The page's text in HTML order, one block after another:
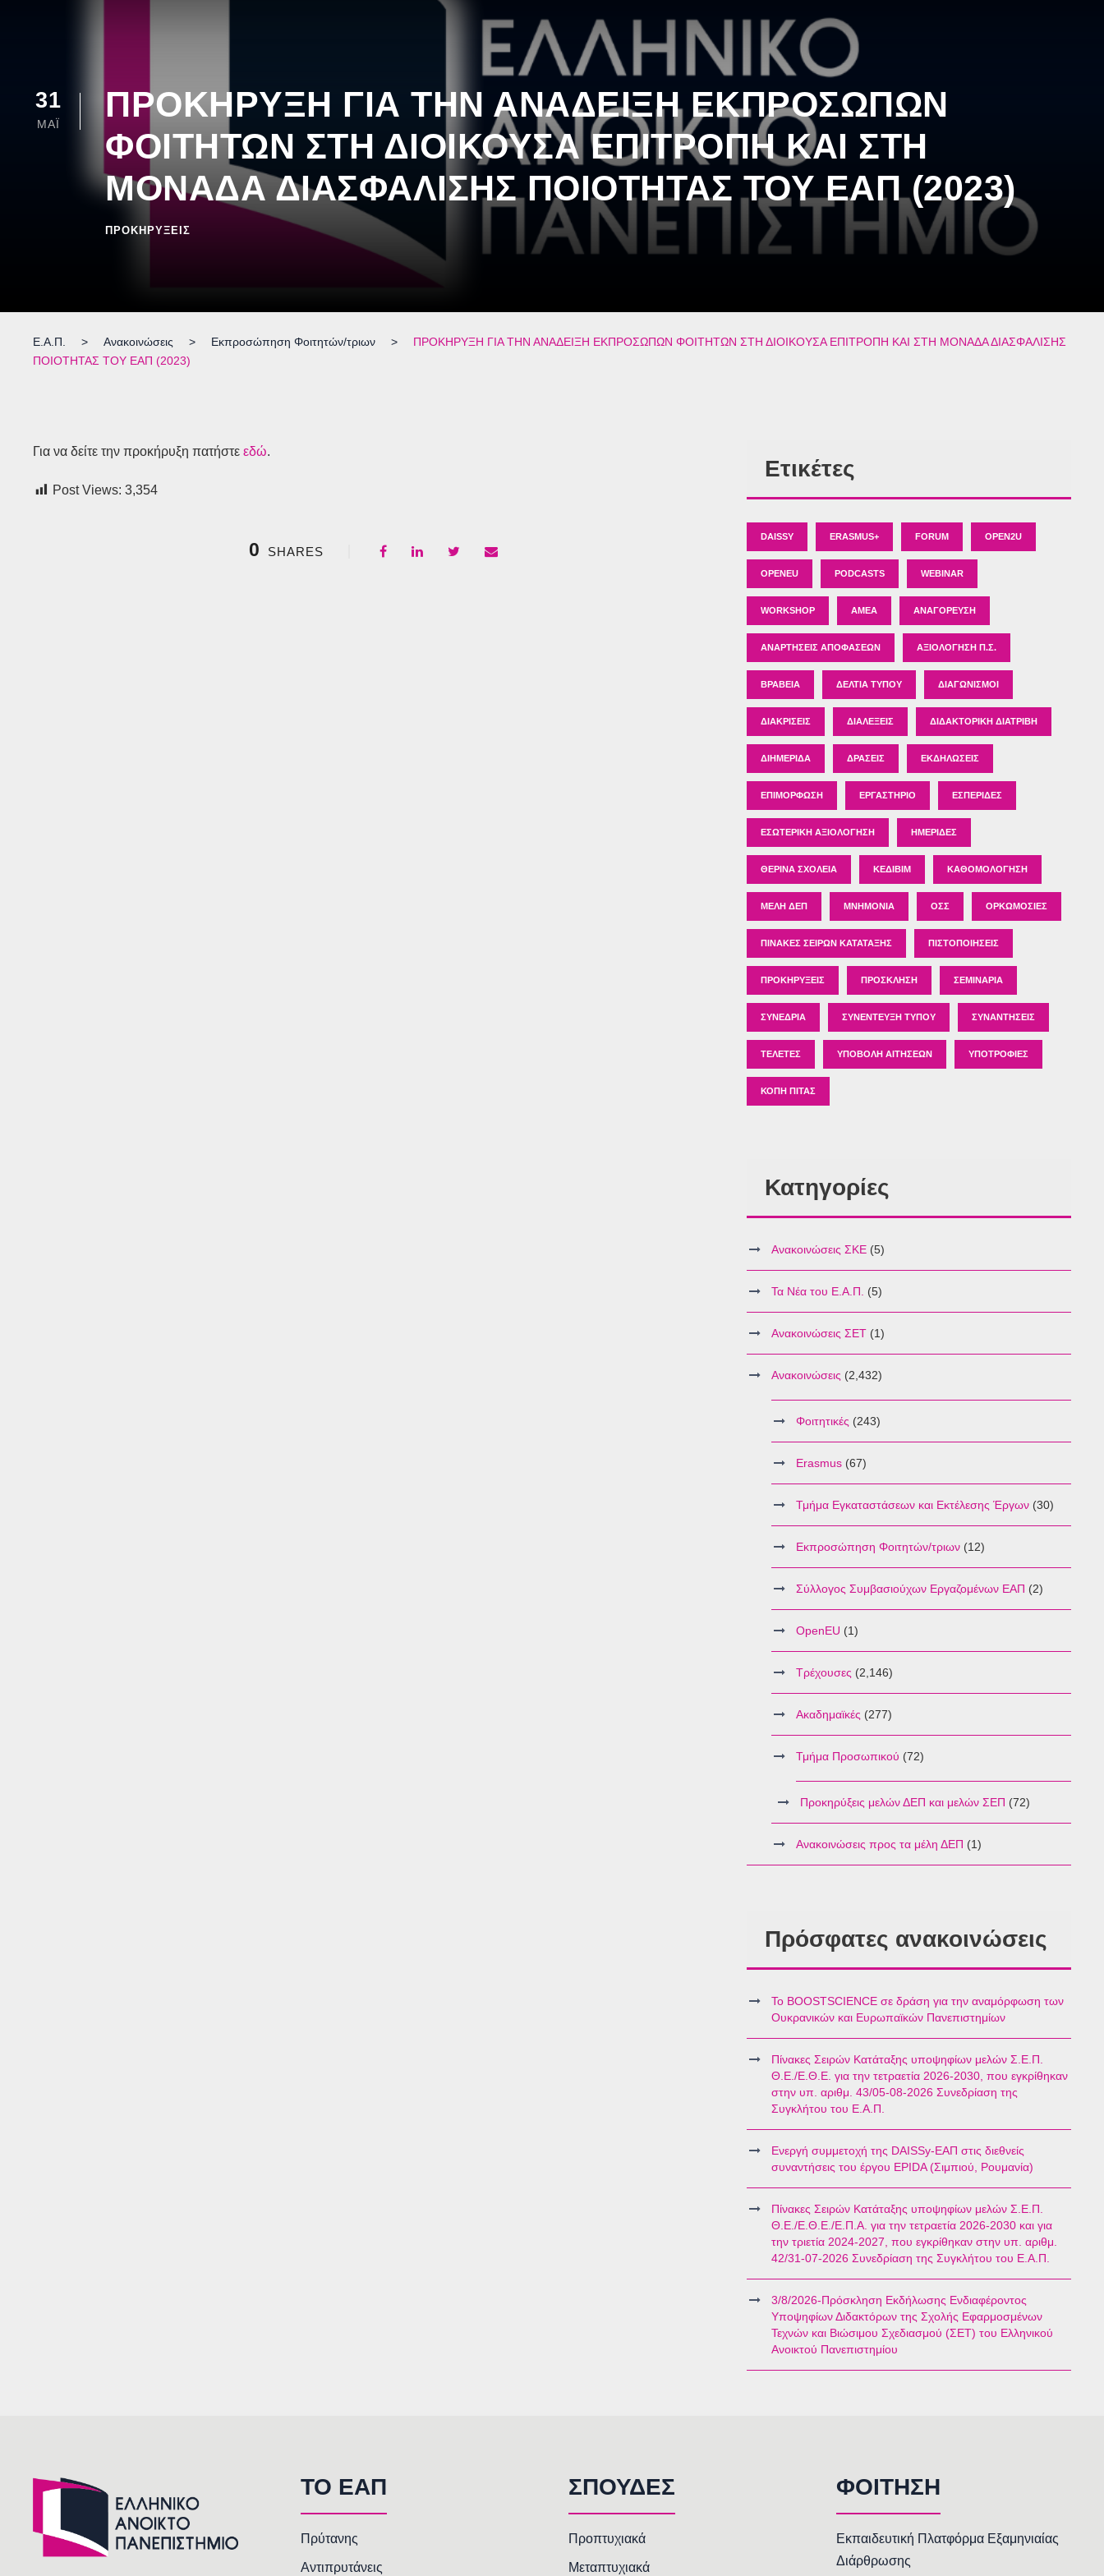
31
ΜΑΪ́
ΠΡΟΚΗΡΥΞΗ ΓΙΑ ΤΗΝ ΑΝΑΔΕΙΞΗ ΕΚΠΡΟΣΩΠΩΝ
ΦΟΙΤΗΤΩΝ ΣΤΗ ΔΙΟΙΚΟΥΣΑ ΕΠΙΤΡΟΠΗ ΚΑΙ ΣΤΗ
ΜΟΝΑΔΑ ΔΙΑΣΦΑΛΙΣΗΣ ΠΟΙΟΤΗΤΑΣ ΤΟΥ ΕΑΠ (2023)
ΠΡΟΚΗΡΎΞΕΙΣ
Ε.Α.Π. > Ανακοινώσεις > Εκπροσώπηση Φοιτητών/τριων >
ΠΡΟΚΗΡΥΞΗ ΓΙΑ ΤΗΝ ΑΝΑΔΕΙΞΗ ΕΚΠΡΟΣΩΠΩΝ ΦΟΙΤΗΤΩΝ ΣΤΗ ΔΙΟΙΚΟΥΣΑ ΕΠΙΤΡΟΠΗ ΚΑΙ ΣΤΗ ΜΟΝΑΔΑ ΔΙΑΣΦΑΛΙΣΗΣ
ΠΟΙΟΤΗΤΑΣ ΤΟΥ ΕΑΠ (2023)
Για να δείτε την προκήρυξη πατήστε εδώ.
Post Views: 3,354
0 SHARES
Ετικέτες
DAISSY ERASMUS+ FORUM OPEN2U
OPENEU PODCASTS WEBINAR
WORKSHOP ΑΜΕΑ ΑΝΑΓΌΡΕΥΣΗ
ΑΝΑΡΤΉΣΕΙΣ ΑΠΟΦΆΣΕΩΝ ΑΞΙΟΛΌΓΗΣΗ Π.Σ.
ΒΡΑΒΕΊΑ ΔΕΛΤΊΑ ΤΎΠΟΥ ΔΙΑΓΩΝΙΣΜΟΊ
ΔΙΑΚΡΊΣΕΙΣ ΔΙΑΛΈΞΕΙΣ ΔΙΔΑΚΤΟΡΙΚΉ ΔΙΑΤΡΙΒΉ
ΔΙΗΜΕΡΊΔΑ ΔΡΆΣΕΙΣ ΕΚΔΗΛΏΣΕΙΣ
ΕΠΙΜΌΡΦΩΣΗ ΕΡΓΑΣΤΉΡΙΟ ΕΣΠΕΡΊΔΕΣ
ΕΣΩΤΕΡΙΚΉ ΑΞΙΟΛΌΓΗΣΗ ΗΜΕΡΊΔΕΣ
ΘΕΡΙΝΆ ΣΧΟΛΕΊΑ ΚΕΔΙΒΙΜ ΚΑΘΟΜΟΛΌΓΗΣΗ
ΜΈΛΗ ΔΕΠ ΜΝΗΜΌΝΙΑ ΟΣΣ ΟΡΚΩΜΟΣΊΕΣ
ΠΊΝΑΚΕΣ ΣΕΙΡΏΝ ΚΑΤΆΤΑΞΗΣ ΠΙΣΤΟΠΟΙΉΣΕΙΣ
ΠΡΟΚΗΡΎΞΕΙΣ ΠΡΌΣΚΛΗΣΗ ΣΕΜΙΝΆΡΙΑ
ΣΥΝΈΔΡΙΑ ΣΥΝΈΝΤΕΥΞΗ ΤΎΠΟΥ ΣΥΝΑΝΤΉΣΕΙΣ
ΤΕΛΕΤΈΣ ΥΠΟΒΟΛΉ ΑΙΤΉΣΕΩΝ ΥΠΟΤΡΟΦΊΕΣ
ΚΟΠΉ ΠΊΤΑΣ
Κατηγορίες
Ανακοινώσεις ΣΚΕ (5)
Τα Νέα του Ε.Α.Π. (5)
Ανακοινώσεις ΣΕΤ (1)
Ανακοινώσεις (2,432)
Φοιτητικές (243)
Erasmus (67)
Τμήμα Εγκαταστάσεων και Εκτέλεσης Έργων (30)
Εκπροσώπηση Φοιτητών/τριων (12)
Σύλλογος Συμβασιούχων Εργαζομένων ΕΑΠ (2)
OpenEU (1)
Τρέχουσες (2,146)
Ακαδημαϊκές (277)
Τμήμα Προσωπικού (72)
Προκηρύξεις μελών ΔΕΠ και μελών ΣΕΠ (72)
Ανακοινώσεις προς τα μέλη ΔΕΠ (1)
Πρόσφατες ανακοινώσεις
Το BOOSTSCIENCE σε δράση για την αναμόρφωση των
Ουκρανικών και Ευρωπαϊκών Πανεπιστημίων
Πίνακες Σειρών Κατάταξης υποψηφίων μελών Σ.Ε.Π.
Θ.Ε./Ε.Θ.Ε. για την τετραετία 2026-2030, που εγκρίθηκαν
στην υπ. αριθμ. 43/05-08-2026 Συνεδρίαση της
Συγκλήτου του Ε.Α.Π.
Ενεργή συμμετοχή της DAISSy-ΕΑΠ στις διεθνείς
συναντήσεις του έργου EPIDA (Σιμπιού, Ρουμανία)
Πίνακες Σειρών Κατάταξης υποψηφίων μελών Σ.Ε.Π.
Θ.Ε./Ε.Θ.Ε./Ε.Π.Α. για την τετραετία 2026-2030 και για
την τριετία 2024-2027, που εγκρίθηκαν στην υπ. αριθμ.
42/31-07-2026 Συνεδρίαση της Συγκλήτου του Ε.Α.Π.
3/8/2026-Πρόσκληση Εκδήλωσης Ενδιαφέροντος
Υποψηφίων Διδακτόρων της Σχολής Εφαρμοσμένων
Τεχνών και Βιώσιμου Σχεδιασμού (ΣΕΤ) του Ελληνικού
Ανοικτού Πανεπιστημίου
TO EAΠ
Πρύτανης
Αντιπρυτάνεις
ΣΠΟΥΔΕΣ
Προπτυχιακά
Μεταπτυχιακά
ΦΟΙΤΗΣΗ
Εκπαιδευτική Πλατφόρμα Εξαμηνιαίας
Διάρθρωσης